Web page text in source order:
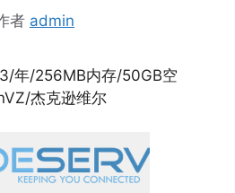
者 admin
年/256MB内存/50GB空
杰克逊维尔